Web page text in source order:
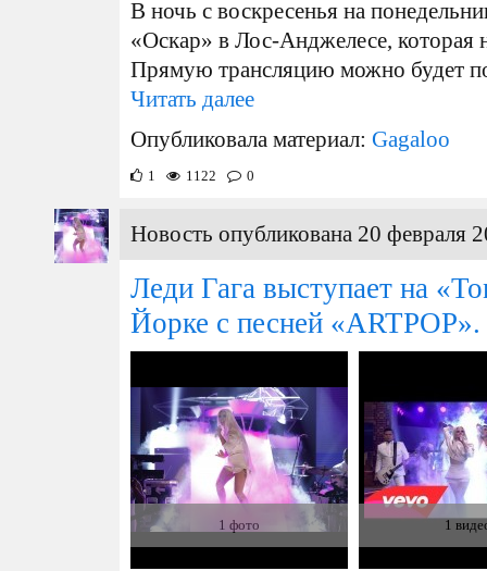
В ночь с воскресенья на
«Оскар» в Лос-Анджелесе, которая
Прямую трансляцию можно будет
Читать далее
Опубликовала материал: Gagaloo
1 1122 0
Новость опубликована 20 февраля
Леди Гага выступает на
Йорке с песней «ARTPOP».
1 фото 1